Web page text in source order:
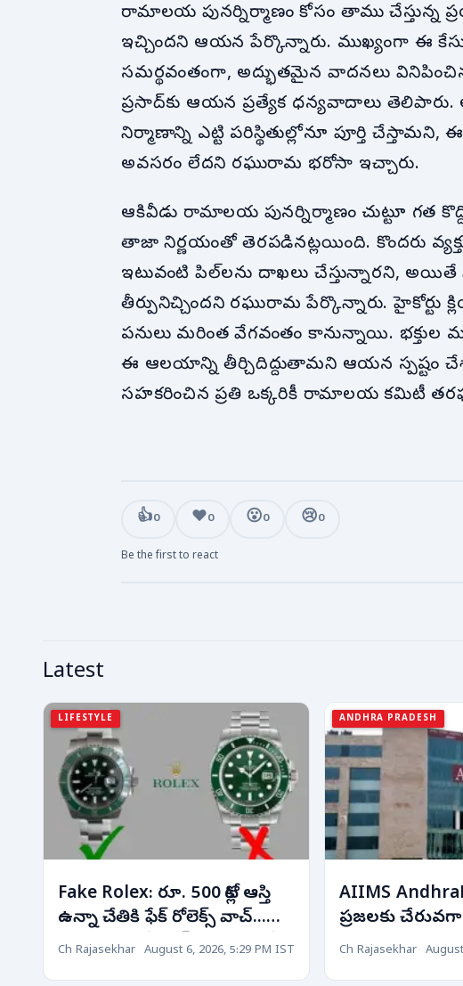
రామాలయ పునర్నిర్మాణం కోసం తాము చేస్తున్న
ఇచ్చిందని ఆయన పేర్కొన్నారు. ముఖ్యంగా ఈ
సమర్థవంతంగా, అద్భుతమైన వాదనలు
ప్రసాద్‌కు ఆయన ప్రత్యేక ధన్యవాదాలు
నిర్మాణాన్ని ఎట్టి పరిస్థితుల్లోనూ పూర్తి
అవసరం లేదని రఘురామ భరోసా ఇచ్చారు.
ఆకివీడు రామాలయ పునర్నిర్మాణం చుట్టూ గత
తాజా నిర్ణయంతో తెరపడినట్లయింది. కొందరు
ఇటువంటి పిల్‌లను దాఖలు చేస్తున్నారని,
తీర్పునిచ్చిందని రఘురామ పేర్కొన్నారు. హైకోర్టు
పనులు మరింత వేగవంతం కానున్నాయి.
ఈ ఆలయాన్ని తీర్చిదిద్దుతామని ఆయన
సహకరించిన ప్రతి ఒక్కరికీ రామాలయ కమిటీ
👍0 ❤️0 😮0 😢0
Be the first to react
Latest
LIFESTYLE
Fake Rolex: రూ. 500 కోట్ల ఆస్తి
ఉన్నా చేతికి ఫేక్ రోలెక్స్ వాచ్...
కారణం తెలిస్తే షాక్ అవ్వాల్సిందే!
Ch Rajasekhar August 6, 2026, 5:29 PM IST
ANDHRA PRADESH
AIIMS
ప్రజలకు
వైద్యం... కొత్త
Ch Rajasekhar